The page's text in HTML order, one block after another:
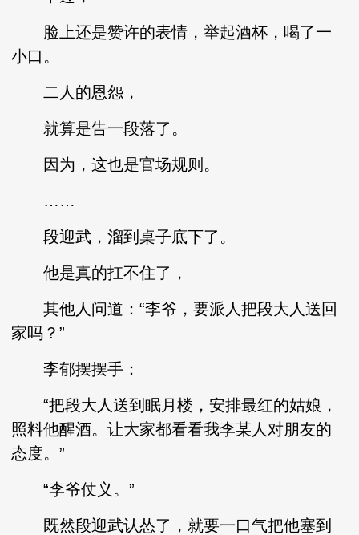
脸上还是赞许的表情，举起酒杯，喝了一
小口。
二人的恩怨，
就算是告一段落了。
因为，这也是官场规则。
……
段迎武，溜到桌子底下了。
他是真的扛不住了，
其他人问道：“李爷，要派人把段大人送回
家吗？”
李郁摆摆手：
“把段大人送到眠月楼，安排最红的姑娘，
照料他醒酒。让大家都看看我李某人对朋友的
态度。”
“李爷仗义。”
既然段迎武认怂了，就要一口气把他塞到